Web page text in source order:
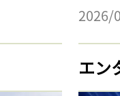
2026/
エン